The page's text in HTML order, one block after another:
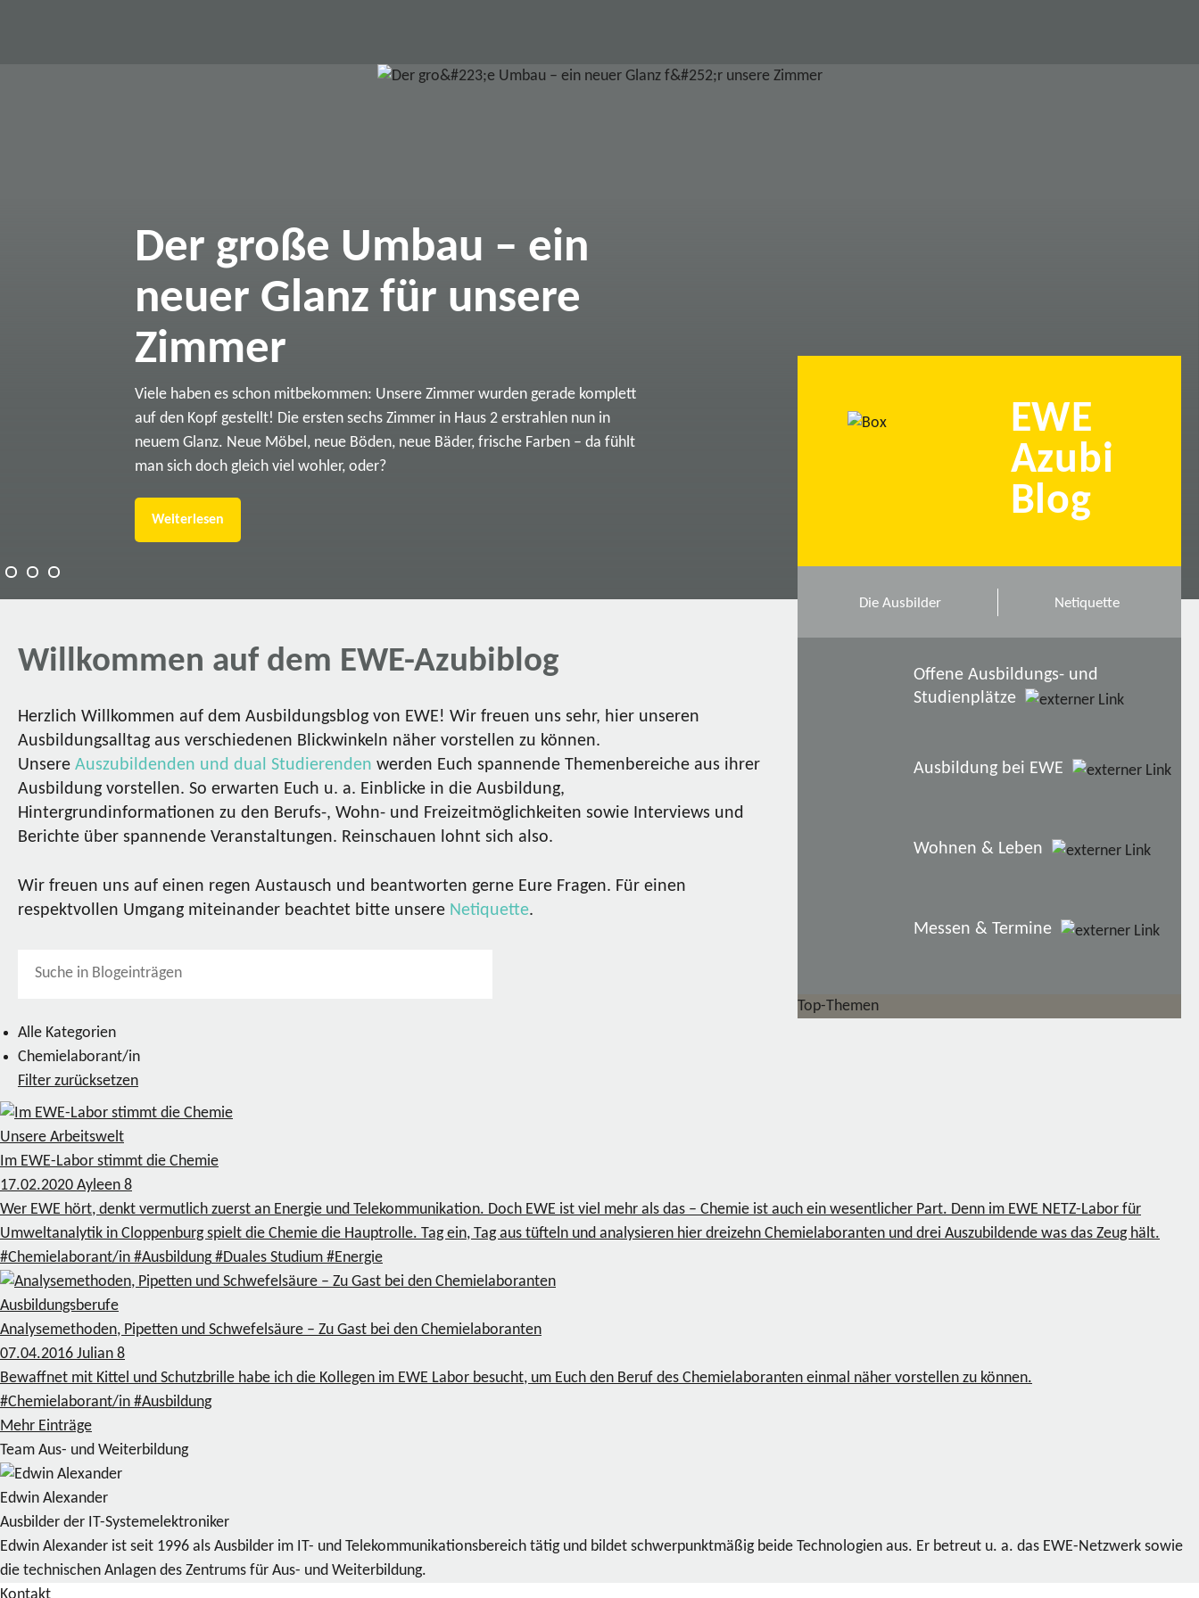
Der große Umbau – ein
neuer Glanz für unsere
Zimmer
Viele haben es schon mitbekommen: Unsere Zimmer wurden gerade komplett
auf den Kopf gestellt! Die ersten sechs Zimmer in Haus 2 erstrahlen nun in
neuem Glanz. Neue Möbel, neue Böden, neue Bäder, frische Farben – da fühlt
man sich doch gleich viel wohler, oder?
Weiterlesen
Willkommen auf dem EWE-Azubiblog
Herzlich Willkommen auf dem Ausbildungsblog von EWE! Wir freuen uns sehr, hier unseren
Ausbildungsalltag aus verschiedenen Blickwinkeln näher vorstellen zu können.
Unsere Auszubildenden und dual Studierenden werden Euch spannende Themenbereiche aus ihrer
Ausbildung vorstellen. So erwarten Euch u. a. Einblicke in die Ausbildung,
Hintergrundinformationen zu den Berufs-, Wohn- und Freizeitmöglichkeiten sowie Interviews und
Berichte über spannende Veranstaltungen. Reinschauen lohnt sich also.
Wir freuen uns auf einen regen Austausch und beantworten gerne Eure Fragen. Für einen
respektvollen Umgang miteinander beachtet bitte unsere Netiquette.
Alle Kategorien
Chemielaborant/in
Filter zurücksetzen
EWE
Azubi
Blog
Die Ausbilder Netiquette
Offene Ausbildungs- und
Studienplätze
Ausbildung bei EWE
Wohnen & Leben
Messen & Termine
Top-Themen
Unsere Arbeitswelt
Im EWE-Labor stimmt die Chemie
17.02.2020 Ayleen 8
Wer EWE hört, denkt vermutlich zuerst an Energie und Telekommunikation. Doch EWE ist viel mehr als das – Chemie ist auch ein wesentlicher Part. Denn im EWE NETZ-Labor für
Umweltanalytik in Cloppenburg spielt die Chemie die Hauptrolle. Tag ein, Tag aus tüfteln und analysieren hier dreizehn Chemielaboranten und drei Auszubildende was das Zeug hält.
#Chemielaborant/in #Ausbildung #Duales Studium #Energie
Ausbildungsberufe
Analysemethoden, Pipetten und Schwefelsäure – Zu Gast bei den Chemielaboranten
07.04.2016 Julian 8
Bewaffnet mit Kittel und Schutzbrille habe ich die Kollegen im EWE Labor besucht, um Euch den Beruf des Chemielaboranten einmal näher vorstellen zu können.
#Chemielaborant/in #Ausbildung
Mehr Einträge
Team Aus- und Weiterbildung
Edwin Alexander
Ausbilder der IT-Systemelektroniker
Edwin Alexander ist seit 1996 als Ausbilder im IT- und Telekommunikationsbereich tätig und bildet schwerpunktmäßig beide Technologien aus. Er betreut u. a. das EWE-Netzwerk sowie
die technischen Anlagen des Zentrums für Aus- und Weiterbildung.